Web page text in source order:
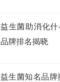
益生菌助消化
品牌排名揭晓
益生菌知名品